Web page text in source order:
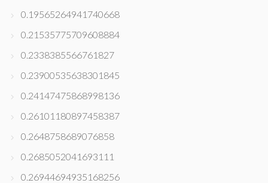
0.19565264941740668
0.21535775709608884
0.2338385566761827
0.23900535638301845
0.24147475868998136
0.26101180897458387
0.2648758689076858
0.2685052041693111
0.26944694935168256